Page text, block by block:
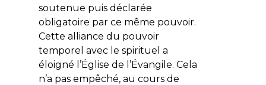
soutenue puis déclarée
obligatoire par ce même pouvoir.
Cette alliance du pouvoir
temporel avec le spirituel a
éloigné l’Église de l’Évangile. Cela
n’a pas empêché, au cours de